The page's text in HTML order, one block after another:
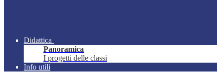
Didattica
Panoramica
I progetti delle classi
Info utili